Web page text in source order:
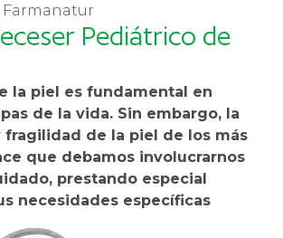
Farmanatur
Pediátrico de
la piel es fundamental en
de la vida. Sin embargo, la
fragilidad de la piel de los más
que debamos involucrarnos
prestando especial
necesidades específicas